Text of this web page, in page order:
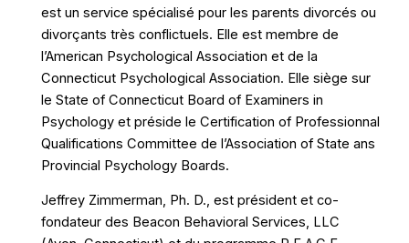
est un service spécialisé pour les parents divorcés ou
divorçants très conflictuels. Elle est membre de
l’American Psychological Association et de la
Connecticut Psychological Association. Elle siège sur
le State of Connecticut Board of Examiners in
Psychology et préside le Certification of Professionnal
Qualifications Committee de l’Association of State ans
Provincial Psychology Boards.
Jeffrey Zimmerman, Ph. D., est président et co-
fondateur des Beacon Behavioral Services, LLC